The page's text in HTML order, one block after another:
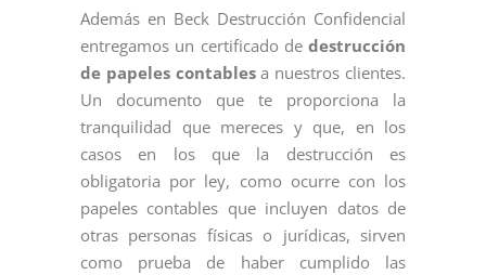
Además en Beck Destrucción Confidencial
entregamos un certificado de destrucción
de papeles contablesa nuestros clientes.
Un documento que te proporciona la
tranquilidad que mereces y que, en los
casos en los que la destrucción es
obligatoria por ley, como ocurre con los
papeles contables que incluyen datos de
otras personas físicas o jurídicas, sirven
como prueba de haber cumplido las